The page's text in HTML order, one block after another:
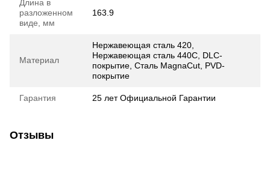
Длина в
разложенном
виде, мм
163.9
Материал
Нержавеющая сталь 420,
Нержавеющая сталь 440C, DLC-
покрытие, Сталь MagnaCut, PVD-
покрытие
Гарантия 25 лет Официальной Гарантии
Отзывы